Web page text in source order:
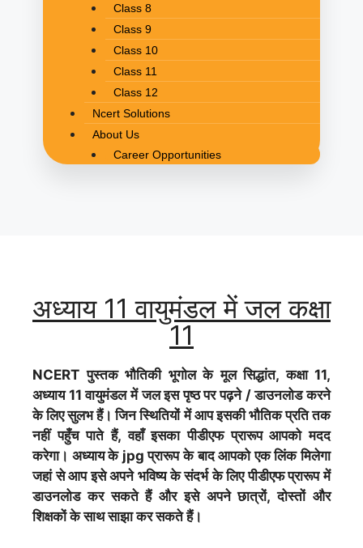
Class 8
Class 9
Class 10
Class 11
Class 12
Ncert Solutions
About Us
Career Opportunities
अध्याय 11 वायुमंडल में जल कक्षा
11
NCERT पुस्तक भौतिकी भूगोल के मूल सिद्धांत, कक्षा 11,
अध्याय 11 वायुमंडल में जल इस पृष्ठ पर पढ़ने / डाउनलोड करने
के लिए सुलभ हैं। जिन स्थितियों में आप इसकी भौतिक प्रति तक
नहीं पहुँच पाते हैं, वहाँ इसका पीडीएफ प्रारूप आपको मदद
करेगा। अध्याय के jpg प्रारूप के बाद आपको एक लिंक मिलेगा
जहां से आप इसे अपने भविष्य के संदर्भ के लिए पीडीएफ प्रारूप में
डाउनलोड कर सकते हैं और इसे अपने छात्रों, दोस्तों और
शिक्षकों के साथ साझा कर सकते हैं।